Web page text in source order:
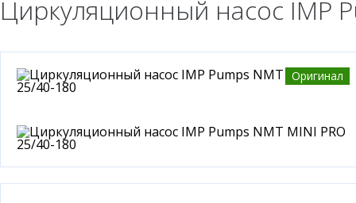
Циркуляционный насос IMP
Оригинал